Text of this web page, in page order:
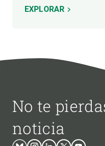
EXPLORAR
No te
noticia
BlueskyInstagram
LinkedinTwitterYoutube